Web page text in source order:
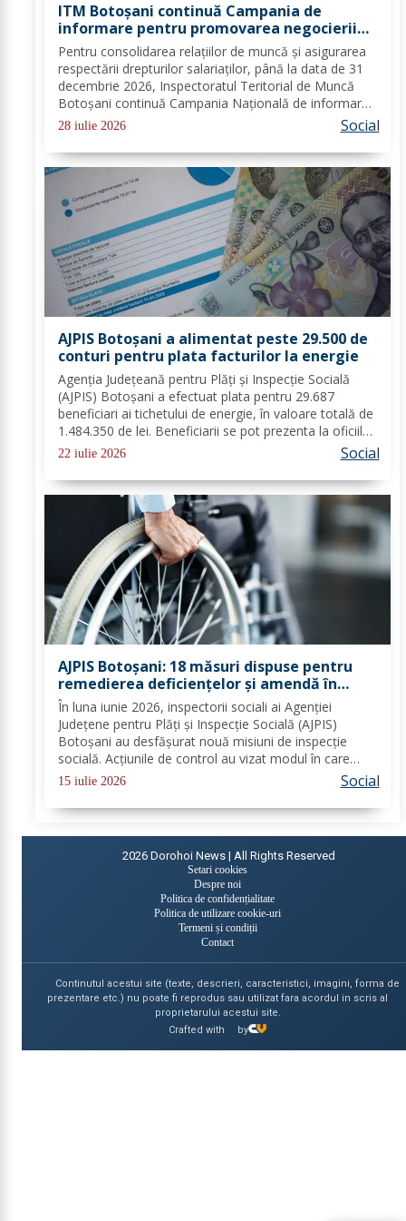
ITM Botoșani continuă Campania de
informare pentru promovarea negocierii
colective la nivelul angajatorilor din
sectorul public și privat
Pentru consolidarea relațiilor de muncă și asigurarea
respectării drepturilor salariaților, până la data de 31
decembrie 2026, Inspectoratul Teritorial de Muncă
Botoșani continuă Campania Națională de informare
pentru promovarea negocierilor colective la nivelul
28 iulie 2026 Social
AJPIS Botoșani a alimentat peste 29.500 de
conturi pentru plata facturilor la energie
Agenția Județeană pentru Plăți și Inspecție Socială
(AJPIS) Botoșani a efectuat plata pentru 29.687
beneficiari ai tichetului de energie, în valoare totală de
1.484.350 de lei. Beneficiarii se pot prezenta la oficiile
poștale cu factura pentru a utiliza suma la plata
22 iulie 2026 Social
AJPIS Botoșani: 18 măsuri dispuse pentru
remedierea deficiențelor și amendă în
valoare de 80.000 lei aplicate de inspectorii
sociali
În luna iunie 2026, inspectorii sociali ai Agenției
Județene pentru Plăți și Inspecție Socială (AJPIS)
Botoșani au desfășurat nouă misiuni de inspecție
socială. Acțiunile de control au vizat modul în care
sunt respectate standardele minime de calitate în
15 iulie 2026 Social
2026 Dorohoi News | All Rights Reserved
Setari cookies
Despre noi
Politica de confidențialitate
Politica de utilizare cookie-uri
Termeni și condiții
Contact
Continutul acestui site (texte, descrieri, caracteristici, imagini, forma de
prezentare etc.) nu poate fi reprodus sau utilizat fara acordul in scris al
proprietarului acestui site.
Crafted with
by